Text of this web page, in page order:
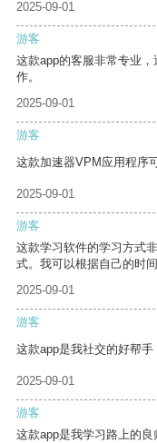
2025-09-01
游客
这款app的客服非常专业
作。
2025-09-01
游客
这款加速器VPM应用程序
2025-09-01
游客
这款学习软件的学习方式
式。我可以根据自己的时
2025-09-01
游客
这款app是我社交的好帮手
2025-09-01
游客
这款app是我学习路上的